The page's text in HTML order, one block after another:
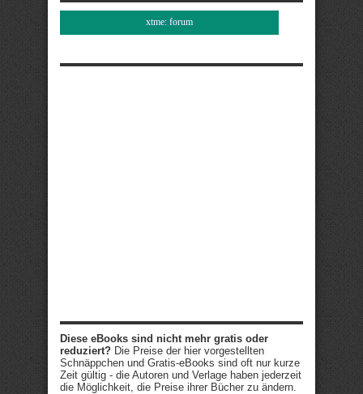
xtme: forum
Diese eBooks sind nicht mehr gratis oder
reduziert? Die Preise der hier vorgestellten
Schnäppchen und Gratis-eBooks sind oft nur kurze
Zeit gültig - die Autoren und Verlage haben jederzeit
die Möglichkeit, die Preise ihrer Bücher zu ändern.